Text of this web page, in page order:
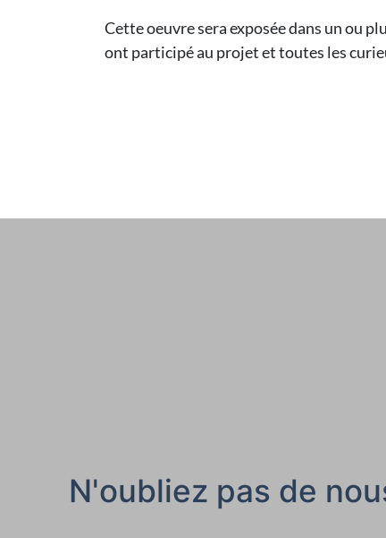
Cette oeuvre sera exposée dans un ou
ont participé au projet et toutes les
N'oubliez pas de